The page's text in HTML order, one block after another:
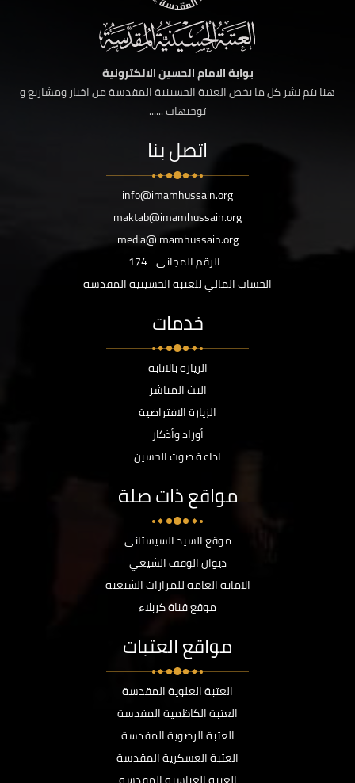
بوابة الامام الحسين الالكترونية
هنا يتم نشر كل ما يخص العتبة الحسينية المقدسة من اخبار ومشاريع و
توجيهات ......
اتصل بنا
info@imamhussain.org
maktab@imamhussain.org
media@imamhussain.org
الرقم المجاني 174
الحساب المالي للعتبة الحسينية المقدسة
خدمات
الزيارة بالانابة
البث المباشر
الزيارة الافتراضية
أوراد وأذكار
اذاعة صوت الحسين
مواقع ذات صلة
موقع السيد السيستاني
ديوان الوقف الشيعي
الامانة العامة للمزارات الشيعية
موقع قناة كربلاء
مواقع العتبات
العتبة العلوية المقدسة
العتبة الكاظمية المقدسة
العتبة الرضوية المقدسة
العتبة العسكرية المقدسة